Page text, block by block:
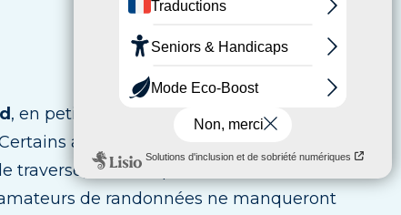
, en petites foulées ou au pas, chacun vit
apprécieront de le découvrir au
traverse, d’autres préféreront suivre les
de randonnées ne manqueront